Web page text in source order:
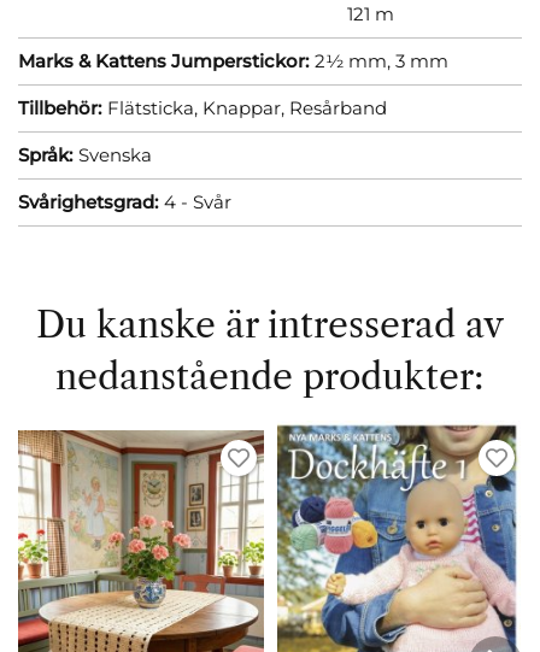
121 m
Marks & Kattens Jumperstickor: 2½ mm, 3 mm
Tillbehör: Flätsticka, Knappar, Resårband
Språk: Svenska
Svårighetsgrad: 4 - Svår
Du kanske är intresserad av
nedanstående produkter: